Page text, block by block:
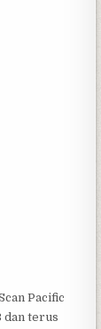
Pacific
dan terus